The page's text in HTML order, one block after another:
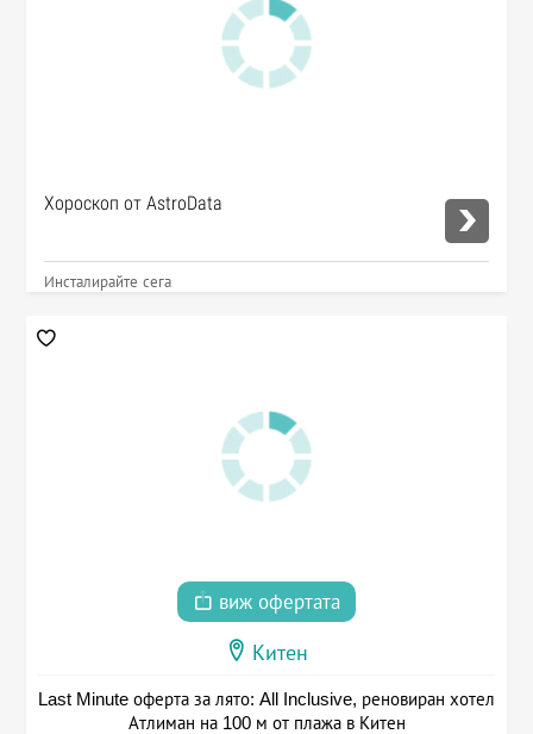
Хороскоп от AstroData
Инсталирайте сега
виж офертата
Китен
Last Minute оферта за лято: All Inclusive, реновиран хотел
Атлиман на 100 м от плажа в Китен